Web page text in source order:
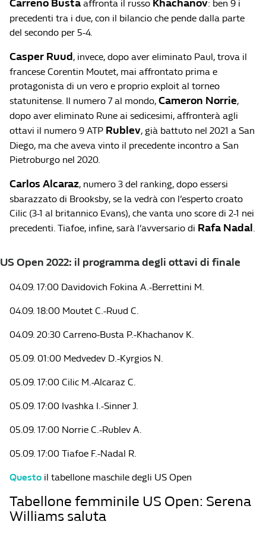
Carreno Busta affronta il russo Khachanov: ben 9 i
precedenti tra i due, con il bilancio che pende dalla parte
del secondo per 5-4.
Casper Ruud , invece, dopo aver eliminato Paul, trova il
francese Corentin Moutet, mai affrontato prima e
protagonista di un vero e proprio exploit al torneo
statunitense. Il numero 7 al mondo, Cameron Norrie,
dopo aver eliminato Rune ai sedicesimi, affronterà agli
ottavi il numero 9 ATP Rublev, già battuto nel 2021 a San
Diego, ma che aveva vinto il precedente incontro a San
Pietroburgo nel 2020.
Carlos Alcaraz, numero 3 del ranking, dopo essersi
sbarazzato di Brooksby, se la vedrà con l’esperto croato
Cilic (3-1 al britannico Evans), che vanta uno score di 2-1 nei
precedenti. Tiafoe, infine, sarà l’avversario di Rafa Nadal .
US Open 2022: il programma degli ottavi di finale
04.09. 17:00 Davidovich Fokina A.-Berrettini M.
04.09. 18:00 Moutet C.-Ruud C.
04.09. 20:30 Carreno-Busta P.-Khachanov K.
05.09. 01:00 Medvedev D.-Kyrgios N.
05.09. 17:00 Cilic M.-Alcaraz C.
05.09. 17:00 Ivashka I.-Sinner J.
05.09. 17:00 Norrie C.-Rublev A.
05.09. 17:00 Tiafoe F.-Nadal R.
Questo il tabellone maschile degli US Open
Tabellone femminile US Open: Serena
Williams saluta